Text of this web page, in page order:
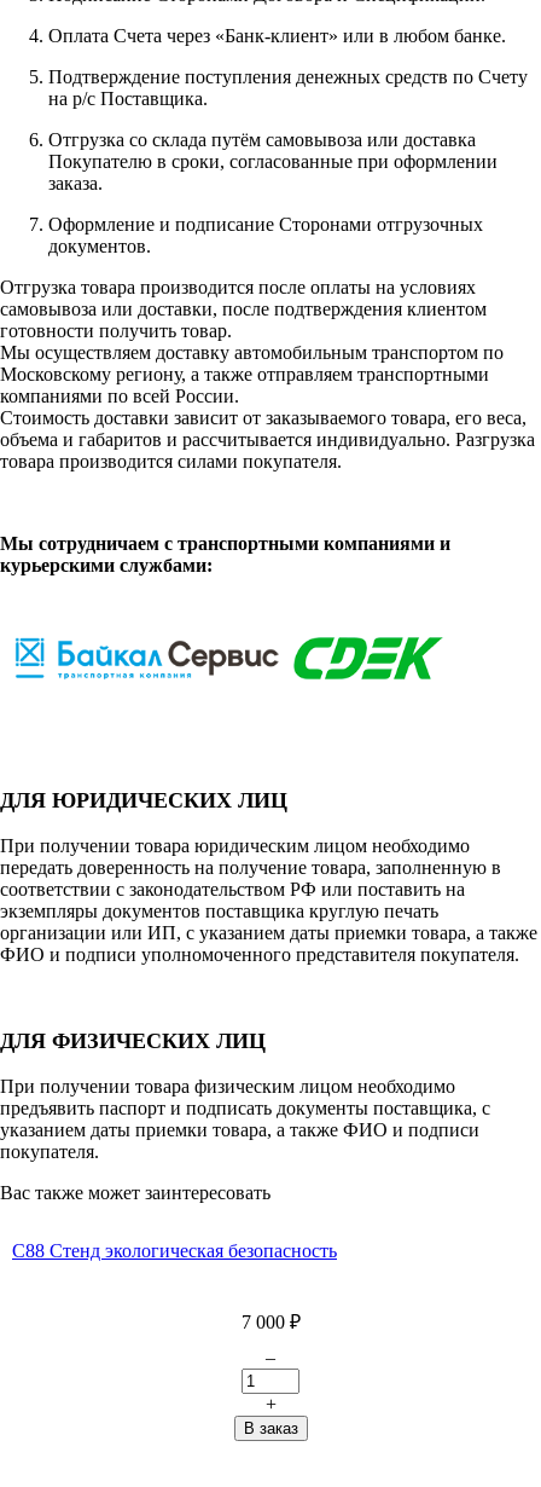
Оплата Счета через «Банк-клиент» или в любом банке.
Подтверждение поступления денежных средств по Счету
на р/с Поставщика.
Отгрузка со склада путём самовывоза или доставка
Покупателю в сроки, согласованные при оформлении
заказа.
Оформление и подписание Сторонами отгрузочных
документов.
Отгрузка товара производится после оплаты на условиях
самовывоза или доставки, после подтверждения клиентом
готовности получить товар.
Мы осуществляем доставку автомобильным транспортом по
Московскому региону, а также отправляем транспортными
компаниями по всей России.
Стоимость доставки зависит от заказываемого товара, его веса,
объема и габаритов и рассчитывается индивидуально. Разгрузка
товара производится силами покупателя.
Мы сотрудничаем с транспортными компаниями и
курьерскими службами:
ДЛЯ ЮРИДИЧЕСКИХ ЛИЦ
При получении товара юридическим лицом необходимо
передать доверенность на получение товара, заполненную в
соответствии с законодательством РФ или поставить на
экземпляры документов поставщика круглую печать
организации или ИП, с указанием даты приемки товара, а также
ФИО и подписи уполномоченного представителя покупателя.
ДЛЯ ФИЗИЧЕСКИХ ЛИЦ
При получении товара физическим лицом необходимо
предъявить паспорт и подписать документы поставщика, с
указанием даты приемки товара, а также ФИО и подписи
покупателя.
Вас также может заинтересовать
С88 Стенд экологическая безопасность
7 000 ₽
–
+